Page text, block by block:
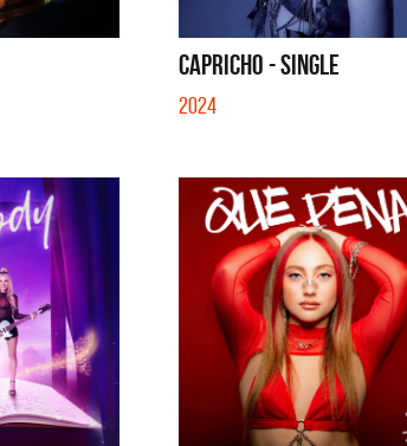
CAPRICHO - SINGLE
2024